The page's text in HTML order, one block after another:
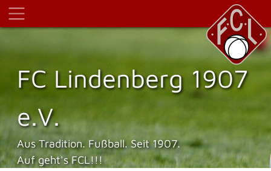
FC Lindenberg 1907
e.V.
Aus Tradition. Fußball. Seit 1907.
Auf geht's FCL!!!